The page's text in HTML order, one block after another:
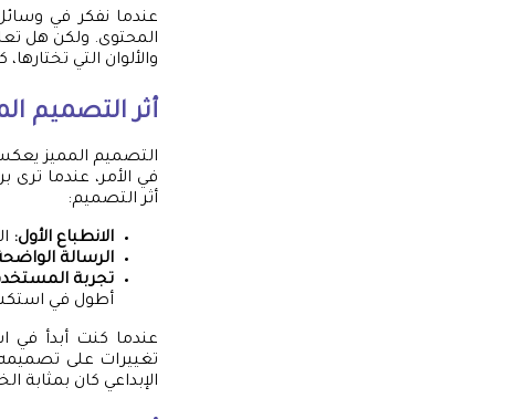
عندما نفكر في
المحتوى. ولكن هل
والألوان التي
أثر التصميم
التصميم المميز
في الأمر، عندما ترى
أثر التصميم:
الانطباع الأول:
الرسالة
تجربة
أطول في
عندما كنت أبدأ في
تغييرات على
الإبداعي كان بمثابة